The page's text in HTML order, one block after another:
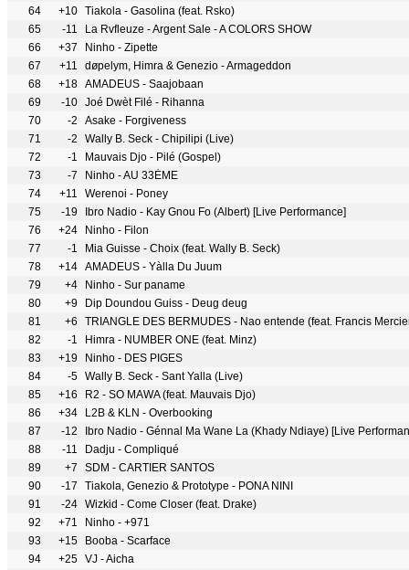
64
+10 Tiakola - Gasolina (feat. Rsko)
65
-11
La Rvfleuze - Argent Sale - A COLORS SHOW
66
+37
Ninho - Zipette
67
+11
døpelym, Himra & Genezio - Armageddon
68
+18 AMADEUS - Saajobaan
69
-10 Joé Dwèt Filé - Rihanna
70
-2
Asake - Forgiveness
71
-2
Wally B. Seck - Chipilipi (Live)
72
-1
Mauvais Djo - Pilé (Gospel)
73
-7
Ninho - AU 33ÈME
74
+11
Werenoi - Poney
75
-19
Ibro Nadio - Kay Gnou Fo (Albert) [Live Performance]
76
+24
Ninho - Filon
77
-1
Mia Guisse - Choix (feat. Wally B. Seck)
78
+14 AMADEUS - Yàlla Du Juum
79
+4
Ninho - Sur paname
80
+9
Dip Doundou Guiss - Deug deug
81
+6
TRIANGLE DES BERMUDES - Nao entende (feat. Francis
82
-1
Himra - NUMBER ONE (feat. Minz)
83
+19
Ninho - DES PIGES
84
-5 Wally B. Seck - Sant Yalla (Live)
85
+16
R2 - SO MAWA (feat. Mauvais Djo)
86
+34
L2B & KLN - Overbooking
87
-12
Ibro Nadio - Génnal Ma Wane La (Khady Ndiaye) [Live
88
-11
Dadju - Compliqué
89
+7
SDM - CARTIER SANTOS
90
-17
Tiakola, Genezio & Prototype - PONA NINI
91
-24 Wizkid - Come Closer (feat. Drake)
92
+71
Ninho - +971
93
+15
Booba - Scarface
94
+25 VJ - Aicha